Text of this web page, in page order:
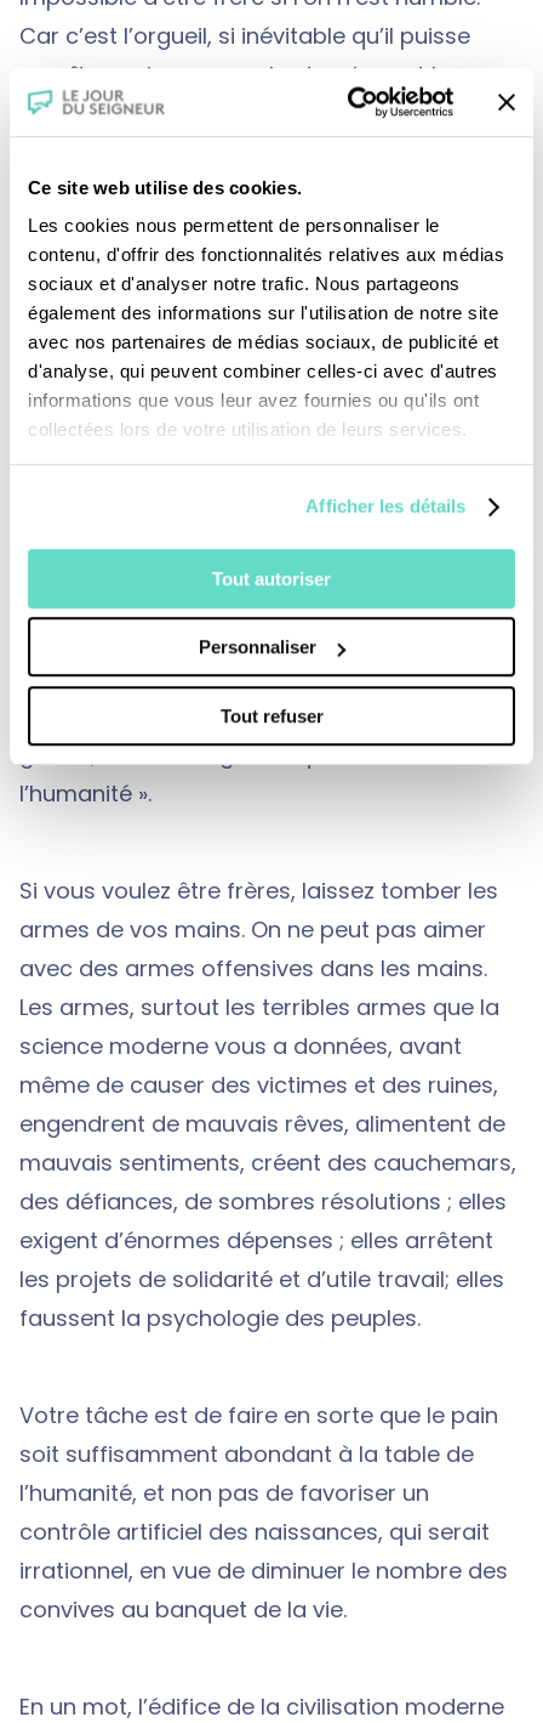
Ce site web utilise des cookies.
Les cookies nous permettent de personnaliser le
contenu, d'offrir des fonctionnalités relatives aux médias
sociaux et d'analyser notre trafic. Nous partageons
également des informations sur l'utilisation de notre site
avec nos partenaires de médias sociaux, de publicité et
d'analyse, qui peuvent combiner celles-ci avec d'autres
informations que vous leur avez fournies ou qu'ils ont
collectées lors de votre utilisation de leurs services.
Afficher les détails
Tout autoriser
Personnaliser
Tout refuser
Car c’est l’orgueil, si inévitable qu’il puisse
paraître, qui provoque les tensions et les
luttes du prestige, de la prédominance, du
fraternité.
Jamais plus les uns contre les autres, jamais,
plus jamais! N’est-ce pas surtout dans ce but
qu’est née l’Organisation des Nations-Unies :
contre la guerre et pour la paix ? Jamais plus
la guerre, jamais plus la guerre ! C’est la paix,
de toute l’humanité ! N’est-ce pas surtout
dans ce but qu’est née l’Organisation des
Nations-Unies: contre la guerre et pour la paix
? Ecoutez les paroles lucides d’un grand
disparu, John Kennedy, qui proclamait, il y a
quatre ans:« L’humanité devra mettre fin à la
guerre, ou c’est la guerre qui mettra fin à
l’humanité ».
Si vous voulez être frères, laissez tomber les
armes de vos mains. On ne peut pas aimer
avec des armes offensives dans les mains.
Les armes, surtout les terribles armes que la
science moderne vous a données, avant
même de causer des victimes et des ruines,
engendrent de mauvais rêves, alimentent de
mauvais sentiments, créent des cauchemars,
des défiances, de sombres résolutions ; elles
exigent d’énormes dépenses ; elles arrêtent
les projets de solidarité et d’utile travail; elles
faussent la psychologie des peuples.
Votre tâche est de faire en sorte que le pain
soit suffisamment abondant à la table de
l’humanité, et non pas de favoriser un
contrôle artificiel des naissances, qui serait
irrationnel, en vue de diminuer le nombre des
convives au banquet de la vie.
En un mot, l’édifice de la civilisation moderne